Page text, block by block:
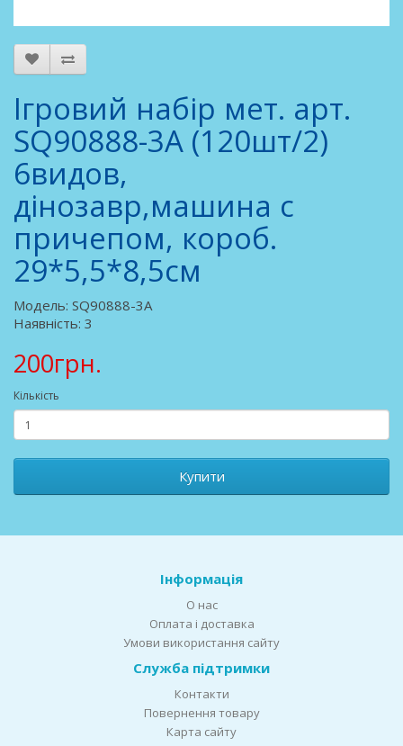
Ігровий набір мет. арт.
SQ90888-3A (120шт/2)
6видов,
дінозавр,машина с
причепом, короб.
29*5,5*8,5см
Модель: SQ90888-3A
Наявність: 3
200грн.
Кількість
Купити
Інформація
О нас
Оплата і доставка
Умови використання сайту
Служба підтримки
Контакти
Повернення товару
Карта сайту